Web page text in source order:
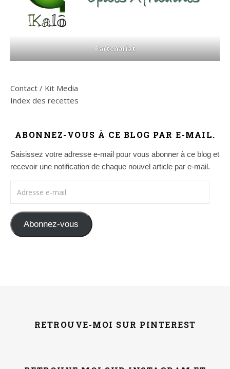
Partenariat
Contact / Kit Media
Index des recettes
ABONNEZ-VOUS À CE BLOG PAR E-MAIL.
Saisissez votre adresse e-mail pour vous abonner à ce blog et
recevoir une notification de chaque nouvel article par e-mail.
Abonnez-vous
RETROUVE-MOI SUR PINTEREST